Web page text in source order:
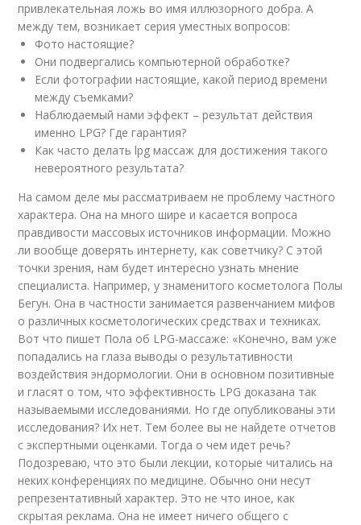
привлекательная ложь во имя иллюзорного добра. А
между тем, возникает серия уместных вопросов:
Фото настоящие?
Они подвергались компьютерной обработке?
Если фотографии настоящие, какой период времени
между съемками?
Наблюдаемый нами эффект – результат действия
именно LPG? Где гарантия?
Как часто делать lpg массаж для достижения такого
невероятного результата?
На самом деле мы рассматриваем не проблему частного
характера. Она на много шире и касается вопроса
правдивости массовых источников информации. Можно
ли вообще доверять интернету, как советчику? С этой
точки зрения, нам будет интересно узнать мнение
специалиста. Например, у знаменитого косметолога Полы
Бегун. Она в частности занимается развенчанием мифов
о различных косметологических средствах и техниках.
Вот что пишет Пола об LPG-массаже: «Конечно, вам уже
попадались на глаза выводы о результативности
воздействия эндормологии. Они в основном позитивные
и гласят о том, что эффективность LPG доказана так
называемыми исследованиями. Но где опубликованы эти
исследования? Их нет. Тем более вы не найдете отчетов
с экспертными оценками. Тогда о чем идет речь?
Подозреваю, что это были лекции, которые читались на
неких конференциях по медицине. Обычно они несут
репрезентативный характер. Это не что иное, как
скрытая реклама. Она не имеет ничего общего с